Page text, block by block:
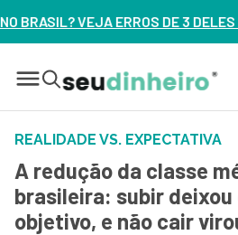
3 DELES – ASSISTA AGORA
REALIDADE VS. EXPECTATIVA
A redução da classe
brasileira: subir deixou
objetivo, e não cair